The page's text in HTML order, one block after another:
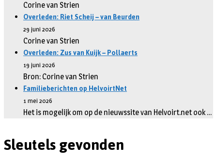
Corine van Strien
Overleden: Riet Scheij – van Beurden
29 juni 2026
Corine van Strien
Overleden: Zus van Kuijk – Pollaerts
19 juni 2026
Bron: Corine van Strien
Familieberichten op HelvoirtNet
1 mei 2026
Het is mogelijk om op de nieuwssite van Helvoirt.net ook …
Sleutels gevonden